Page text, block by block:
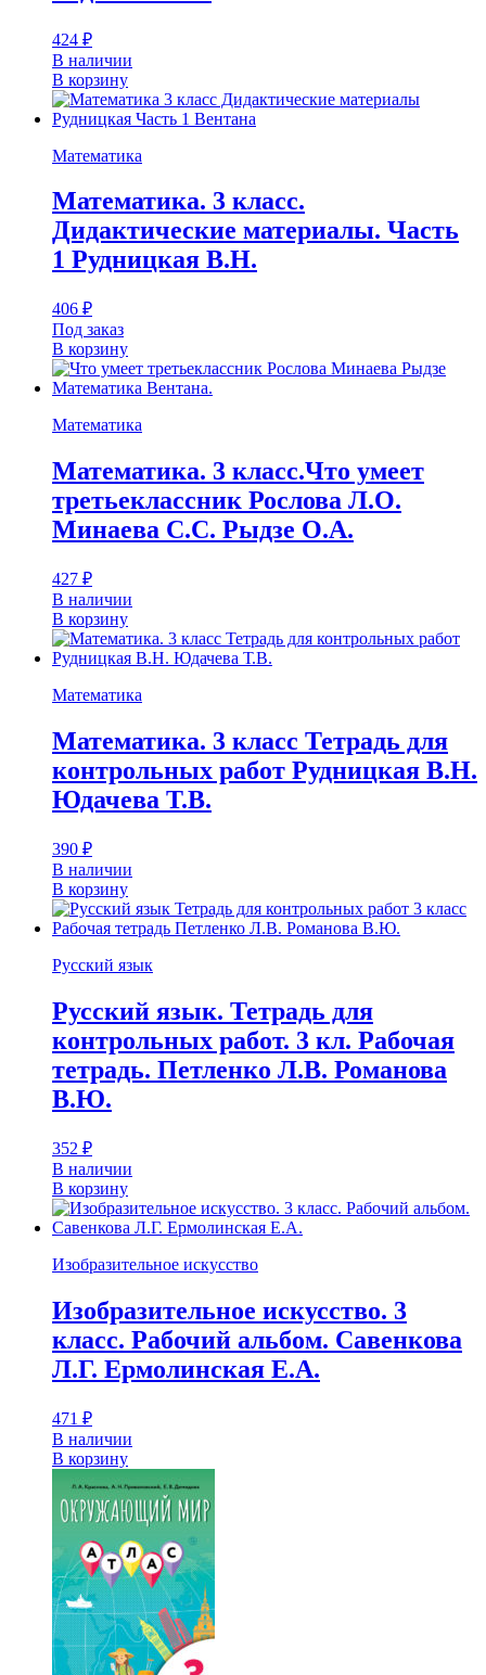
424 ₽
В наличии
В корзину
Математика
Математика. 3 класс.
Дидактические материалы. Часть
1 Рудницкая В.Н.
406 ₽
Под заказ
В корзину
Математика
Математика. 3 класс.Что умеет
третьеклассник Рослова Л.О.
Минаева С.С. Рыдзе О.А.
427 ₽
В наличии
В корзину
Математика
Математика. 3 класс Тетрадь для
контрольных работ Рудницкая В.Н.
Юдачева Т.В.
390 ₽
В наличии
В корзину
Русский язык
Русский язык. Тетрадь для
контрольных работ. 3 кл. Рабочая
тетрадь. Петленко Л.В. Романова
В.Ю.
352 ₽
В наличии
В корзину
Изобразительное искусство
Изобразительное искусство. 3
класс. Рабочий альбом. Савенкова
Л.Г. Ермолинская Е.А.
471 ₽
В наличии
В корзину